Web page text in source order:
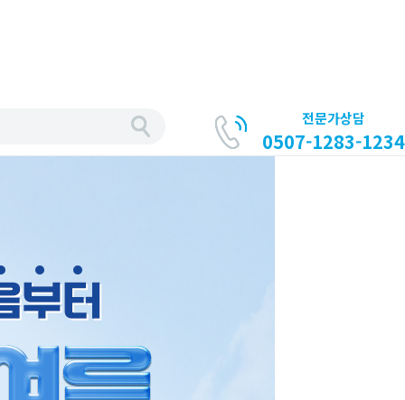
전문가상담
0507-1283-1234